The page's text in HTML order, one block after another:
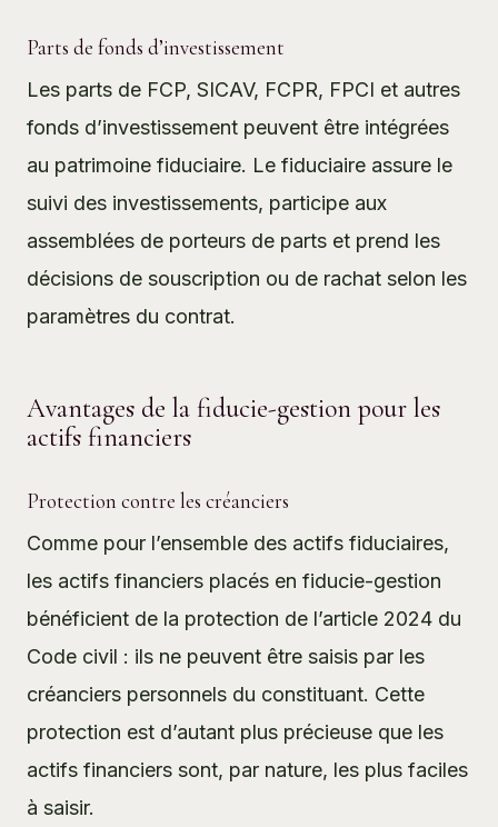
Parts de fonds d’investissement
Les parts de FCP, SICAV, FCPR, FPCI et autres
fonds d’investissement peuvent être intégrées
au patrimoine fiduciaire. Le fiduciaire assure le
suivi des investissements, participe aux
assemblées de porteurs de parts et prend les
décisions de souscription ou de rachat selon les
paramètres du contrat.
Avantages de la fiducie-gestion pour les
actifs financiers
Protection contre les créanciers
Comme pour l’ensemble des actifs fiduciaires,
les actifs financiers placés en fiducie-gestion
bénéficient de la protection de l’article 2024 du
Code civil : ils ne peuvent être saisis par les
créanciers personnels du constituant. Cette
protection est d’autant plus précieuse que les
actifs financiers sont, par nature, les plus faciles
à saisir.